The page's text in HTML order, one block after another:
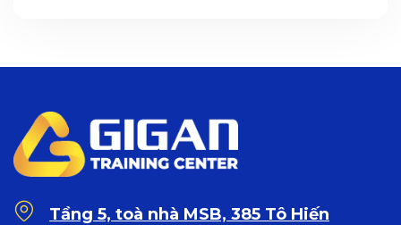
Tầng 5, toà nhà MSB, 385 Tô Hiến